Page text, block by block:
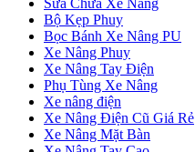
Sửa Chữa Xe Nâng
Bộ Kẹp Phuy
Bọc Bánh Xe Nâng PU
Xe Nâng Phuy
Xe Nâng Tay Điện
Phụ Tùng Xe Nâng
Xe nâng điện
Xe Nâng Điện Cũ Giá Rẻ
Xe Nâng Mặt Bàn